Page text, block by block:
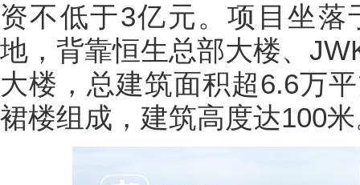
资不低于3亿元。项目坐
地，背靠恒生总部大楼、
大楼，总建筑面积超6.6万
裙楼组成，建筑高度达100